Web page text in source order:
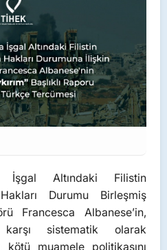
İşgal Altındaki Filistin
Durumu Birleşmiş
Francesca Albanese’in,
sistematik olarak
muamele politikasını